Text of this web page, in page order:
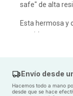
safe" de alta
Esta hermosa y
sentidos y
Las patas,
castaño, le
Envío desde
Hacemos todo a mano
desde que se hace